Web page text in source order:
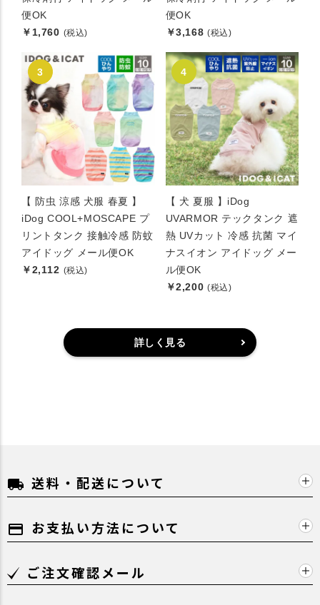
便OK
￥1,760 (税込)
便OK
￥3,168 (税込)
【 防虫 涼感 犬服 春夏 】
iDog COOL+MOSCAPE プ
リントタンク 接触冷感 防蚊
アイドッグ メール便OK
￥2,112 (税込)
【 犬 夏服 】iDog
UVARMOR テックタンク 遮
熱 UVカット 冷感 抗菌 マイ
ナスイオン アイドッグ メー
ル便OK
￥2,200 (税込)
詳しく見る
local_shipping 送料・配送について
payment お支払い方法について
ご注文確認メール